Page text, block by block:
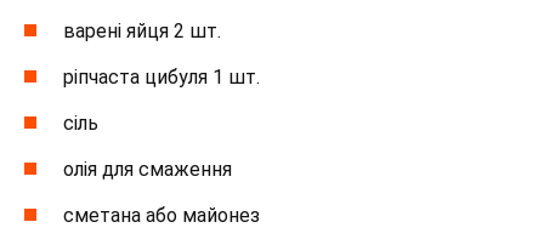
варені яйця 2 шт.
ріпчаста цибуля 1 шт.
сіль
олія для смаження
сметана або майонез